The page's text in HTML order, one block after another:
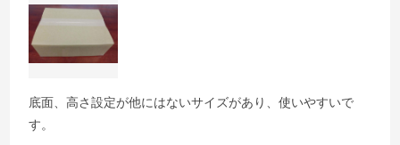
底面、高さ設定が他にはないサイズがあり、使いやすいで
す。